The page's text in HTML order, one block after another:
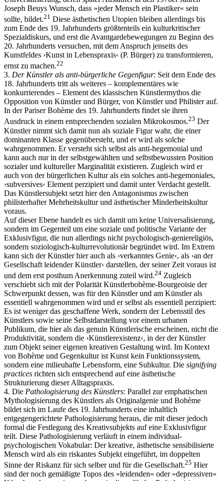
Joseph Beuys Wunsch, dass »jeder Mensch ein Plastiker« sein
sollte, bildet.21 Diese ästhetischen Utopien bleiben allerdings bis
zum Ende des 19. Jahrhunderts größtenteils ein kulturkritischer
Spezialdiskurs, und erst die Avantgardebewegungen zu Beginn des
20. Jahrhunderts versuchen, mit dem Anspruch jenseits des
Kunstfeldes ›Kunst in Lebenspraxis‹ (P. Bürger) zu transformieren,
ernst zu machen.22
3. Der Künstler als anti-bürgerliche Gegenfigur: Seit dem Ende des
18. Jahrhunderts tritt als weiteres – komplementäres wie
konkurrierendes – Element des klassischen Künstlermythos die
Opposition von Künstler und Bürger, von Künstler und Philister auf.
In der Pariser Bohème des 19. Jahrhunderts findet sie ihren
Ausdruck in einem entsprechenden sozialen Mikrokosmos.23 Der
Künstler nimmt sich damit nun als soziale Figur wahr, die einer
dominanten Klasse gegenübersteht, und er wird als solche
wahrgenommen. Er versteht sich selbst als anti-hegemonial und
kann auch nur in der selbstgewählten und selbstbewussten Position
sozialer und kultureller Marginalität existieren. Zugleich wird er
auch von der bürgerlichen Kultur als ein solches anti-hegemoniales,
›subversives‹ Element perzipiert und damit unter Verdacht gestellt.
Das Künstlersubjekt setzt hier den Antagonismus zwischen
philisterhafter Mehrheitskultur und ästhetischer Minderheitskultur
voraus.
Auf dieser Ebene handelt es sich damit um keine Universalisierung,
sondern im Gegenteil um eine soziale und politische Variante der
Exklusivfigur, die nun allerdings nicht psychologisch-geniereligiös,
sondern soziologisch-kulturrevolutionär begründet wird. Im Extrem
kann sich der Künstler hier auch als ›verkanntes Genie‹, als ›an der
Gesellschaft leidender Künstler‹ darstellen, der seiner Zeit voraus ist
und dem erst posthum Anerkennung zuteil wird.24 Zugleich
verschiebt sich mit der Polarität Künstlerbohème-Bourgeoisie der
Schwerpunkt dessen, was für den Künstler und am Künstler als
essentiell wahrgenommen wird und er selbst als essentiell perzipiert:
Es ist weniger das geschaffene Werk, sondern der Lebensstil des
Künstlers sowie seine Selbstdarstellung vor einem urbanen
Publikum, die hier als das genuin Künstlerische erscheinen, nicht die
Produktivität, sondern die ›Künstlerexistenz‹, in der der Künstler
zum Objekt seiner eigenen kreativen Gestaltung wird. Im Kontext
von Bohème und Gegenkultur ist Kunst kein Funktionssystem,
sondern eine milieuhafte Lebensform, eine Subkultur. Die signifying
practices richten sich entsprechend auf eine ästhetische
Strukturierung dieser Alltagspraxis.
4. Die Pathologisierung des Künstlers: Parallel zur emphatischen
Mythologisierung des Künstlers als Originalgenie und Bohème
bildet sich im Laufe des 19. Jahrhunderts eine inhaltlich
entgegengerichtete Pathologisierung heraus, die mit dieser jedoch
formal die Festlegung des Kreativsubjekts auf eine Exklusivfigur
teilt. Diese Pathologisierung verläuft in einem individual-
psychologischen Vokabular: Der kreative, ästhetische sensibilisierte
Mensch wird als ein riskantes Subjekt eingeführt, im doppelten
Sinne der Riskanz für sich selber und für die Gesellschaft.25 Hier
sind der noch gemäßigte Topos des »leidenden« oder »depressiven«